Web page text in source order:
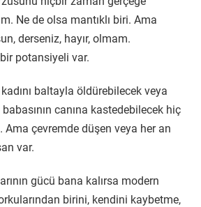
Ne de olsa mantıklı biri. Ama
derseniz, hayır, olmam.
potansiyeli var.
baltayla öldürebilecek veya
canına kastedebilecek hiç
Ama çevremde düşen veya her an
var.
gücü bana kalırsa modern
birini, kendini kaybetme,